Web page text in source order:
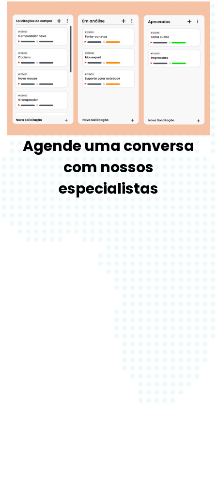
Agende uma conversa
com nossos
especialistas